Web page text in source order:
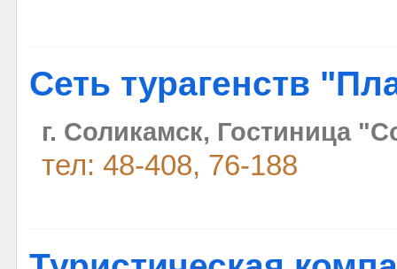
Сеть турагенств
г. Соликамск, Гостиница
тел: 48-408, 76-188